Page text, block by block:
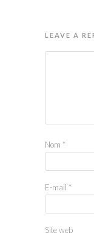
LEAVE A
Nom *
E-mail *
Site web